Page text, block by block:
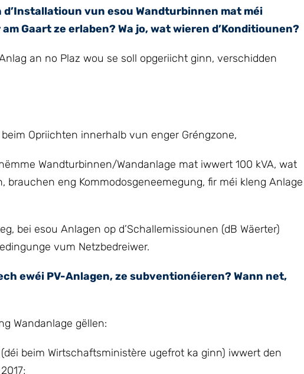
vun esou Wandturbinnen mat méi
Gaart ze erlaben? Wa jo, wat wieren d’Konditiounen?
an no Plaz wou se soll opgeriicht ginn, verschidden
Opriichten innerhalb vun enger Gréngzone,
Wandturbinnen/Wandanlage mat iwwert 100 kVA, wat
eng Kommodosgeneemegung, fir méi kleng Anlage
bei esou Anlagen op d’Schallemissiounen (dB Wäerter)
vum Netzbedreiwer.
ewéi PV-Anlagen, ze subventionéieren? Wann net,
Wandanlage gëllen:
beim Wirtschaftsministère ugefrot ka ginn) iwwert den